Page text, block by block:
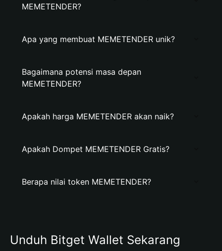
MEMETENDER?
Apa yang membuat MEMETENDER unik?
Bagaimana potensi masa depan
MEMETENDER?
Apakah harga MEMETENDER akan naik?
Apakah Dompet MEMETENDER Gratis?
Berapa nilai token MEMETENDER?
Unduh Bitget Wallet Sekarang